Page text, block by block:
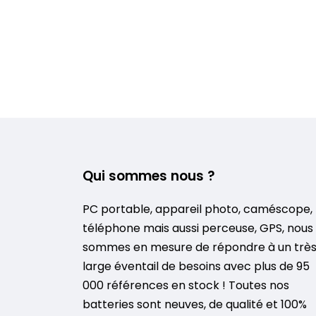
Qui sommes nous ?
PC portable, appareil photo, caméscope,
téléphone mais aussi perceuse, GPS, nous
sommes en mesure de répondre à un très
large éventail de besoins avec plus de 95
000 références en stock ! Toutes nos
batteries sont neuves, de qualité et 100%